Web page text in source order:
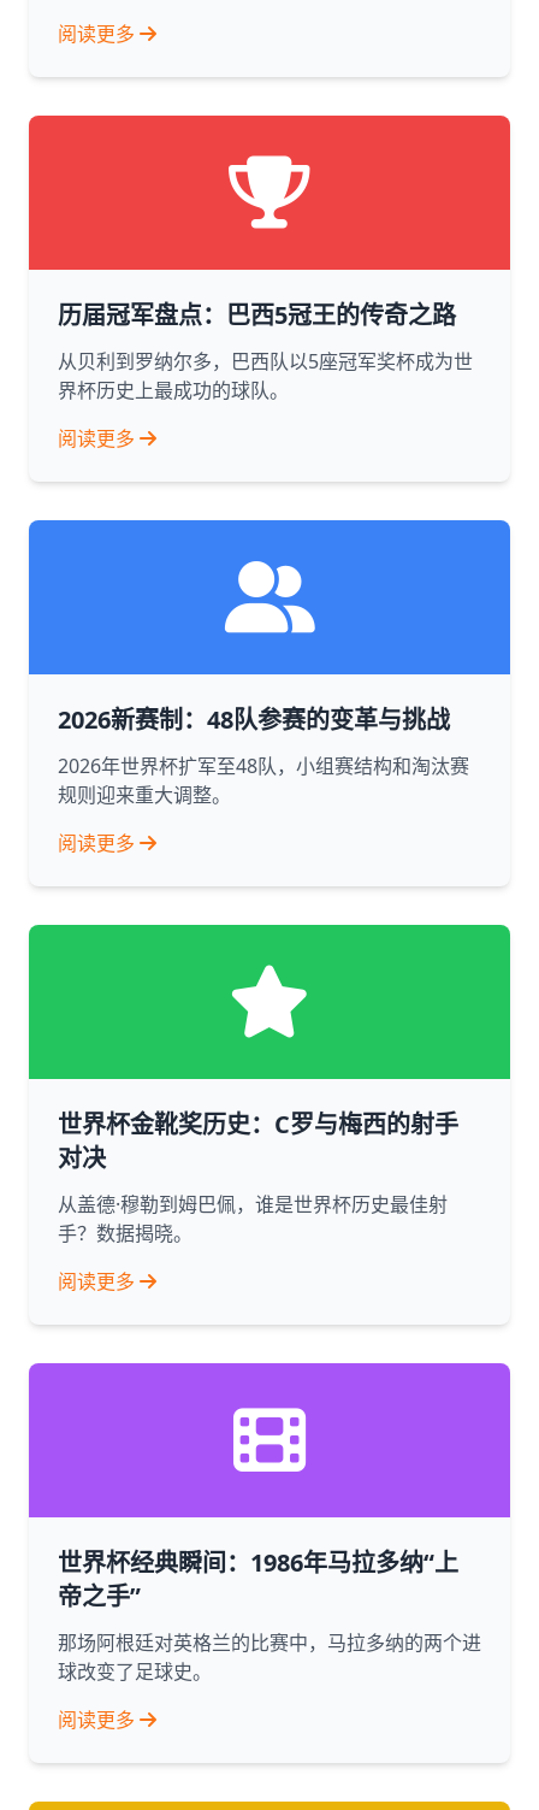
阅读更多
历届冠军盘点：巴西5冠王的传奇之路
从贝利到罗纳尔多，巴西队以5座冠军奖杯成为世
界杯历史上最成功的球队。
阅读更多
2026新赛制：48队参赛的变革与挑战
2026年世界杯扩军至48队，小组赛结构和淘汰赛
规则迎来重大调整。
阅读更多
世界杯金靴奖历史：C罗与梅西的射手
对决
从盖德·穆勒到姆巴佩，谁是世界杯历史最佳射
手？数据揭晓。
阅读更多
世界杯经典瞬间：1986年马拉多纳“上
帝之手”
那场阿根廷对英格兰的比赛中，马拉多纳的两个进
球改变了足球史。
阅读更多